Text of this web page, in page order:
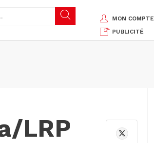
MON COMPTE
PUBLICITÉ
LRP